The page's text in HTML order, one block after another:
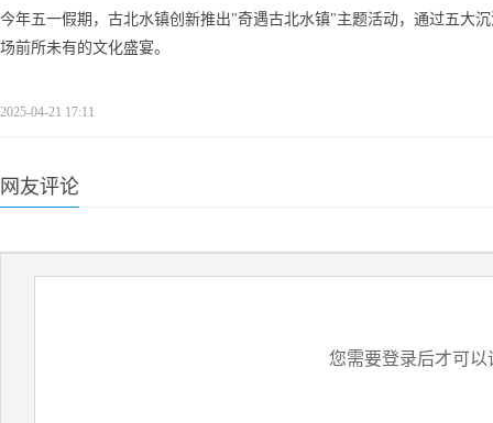
今年五一假期，古北水镇创新推出"奇遇古北水镇"主题活动，通过五大
场前所未有的文化盛宴。
2025-04-21 17:11
网友评论
您需要登录后才可以